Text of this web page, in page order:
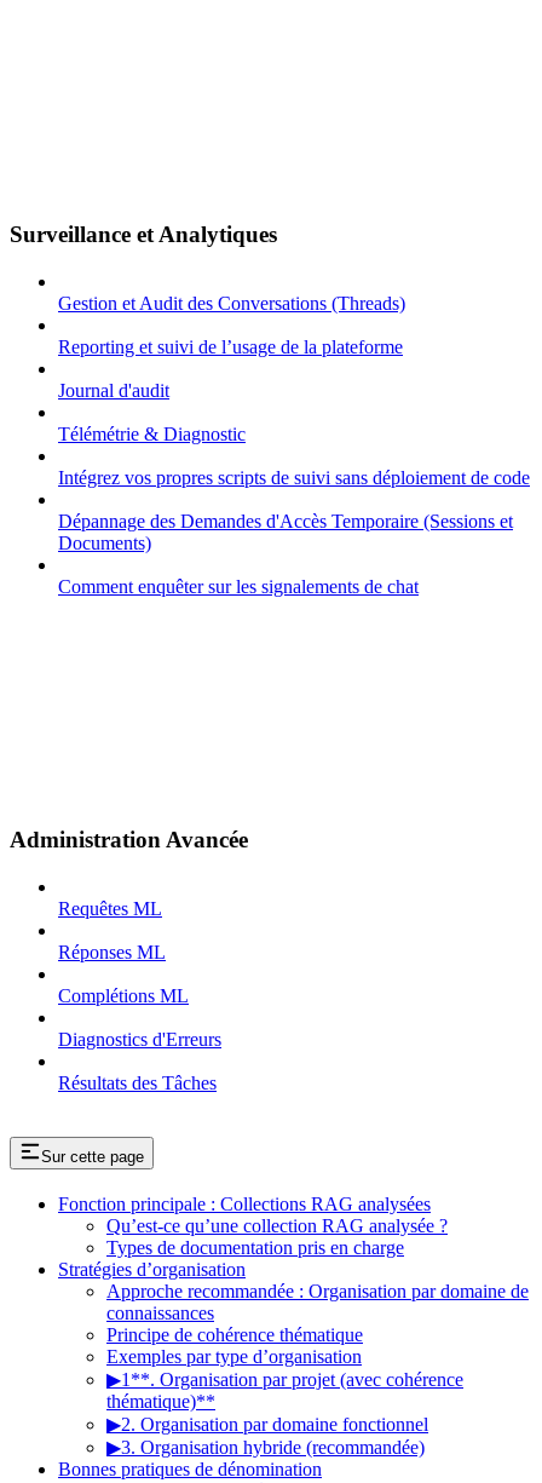
Surveillance et Analytiques
Gestion et Audit des Conversations (Threads)
Reporting et suivi de l’usage de la plateforme
Journal d'audit
Télémétrie & Diagnostic
Intégrez vos propres scripts de suivi sans déploiement de code
Dépannage des Demandes d'Accès Temporaire (Sessions et
Documents)
Comment enquêter sur les signalements de chat
Administration Avancée
Requêtes ML
Réponses ML
Complétions ML
Diagnostics d'Erreurs
Résultats des Tâches
Sur cette page
Fonction principale : Collections RAG analysées
Qu’est-ce qu’une collection RAG analysée ?
Types de documentation pris en charge
Stratégies d’organisation
Approche recommandée : Organisation par domaine de
connaissances
Principe de cohérence thématique
Exemples par type d’organisation
▶1**. Organisation par projet (avec cohérence
thématique)**
▶2. Organisation par domaine fonctionnel
▶3. Organisation hybride (recommandée)
Bonnes pratiques de dénomination